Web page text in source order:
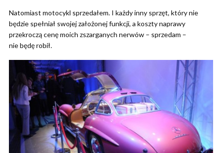
Natomiast motocykl sprzedałem. I każdy inny sprzęt, który nie
będzie spełniał swojej założonej funkcji, a koszty naprawy
przekroczą cenę moich zszarganych nerwów – sprzedam –
nie będę robił.